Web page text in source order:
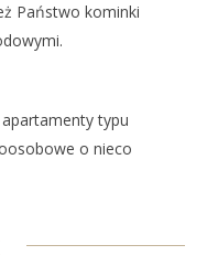
Państwo kominki
typu
o nieco